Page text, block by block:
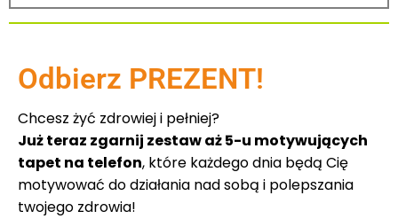
Odbierz PREZENT!
Chcesz żyć zdrowiej i pełniej?
Już teraz zgarnij zestaw aż 5-u motywujących
tapet na telefon, które każdego dnia będą Cię
motywować do działania nad sobą i polepszania
twojego zdrowia!